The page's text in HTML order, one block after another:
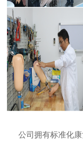
公司拥有标准化康